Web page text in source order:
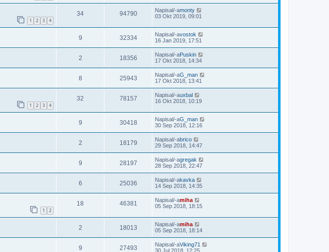
1 2 3 4
34 94790 Napisal/-amonty
03 Okt 2019, 09:01
9 32334 Napisal/-avostok
16 Jan 2019, 17:51
2 18356 Napisal/-aPuskin
17 Okt 2018, 14:34
8 25943 Napisal/-aG_man
17 Okt 2018, 13:41
1 2 3 4
32 78157 Napisal/-auxbal
16 Okt 2018, 10:19
9 30418 Napisal/-aG_man
30 Sep 2018, 12:16
2 18179 Napisal/-abrico
29 Sep 2018, 14:47
9 28197 Napisal/-agregak
28 Sep 2018, 22:47
6 25036 Napisal/-akavka
14 Sep 2018, 14:35
1 2
18 46381 Napisal/-amiha
05 Sep 2018, 18:15
2 18013 Napisal/-amiha
05 Sep 2018, 18:14
9 27493 Napisal/-aViking71
30 Jul 2018, 12:25